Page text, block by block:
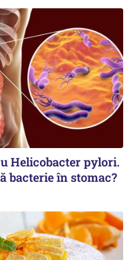
Helicobacter pylori.
bacterie în stomac?